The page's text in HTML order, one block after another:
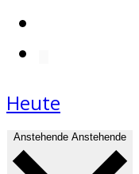
Heute
Anstehende Anstehende